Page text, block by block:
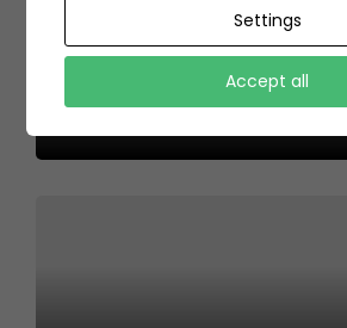
3589 Takhassusi St, حي المحمدية، Riyadh 12362, Saudi
Settings
Accept all